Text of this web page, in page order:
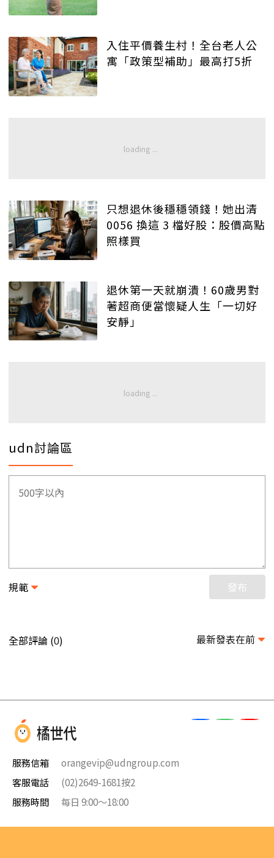
入住平價養生村！全台老人公
寓「政策型補助」最高打5折
只想退休後穩穩領錢！她出清
0056 換這 3 檔好股：股價高點
照樣買
退休第一天就崩潰！60歲男對
著超商便當懷疑人生「一切好
安靜」
udn討論區
規範 發布
全部評論 (0) 最新發表在前
服務信箱
orangevip@udngroup.com
客服電話
(02)2649-1681按2
服務時間
每日 9:00～18:00